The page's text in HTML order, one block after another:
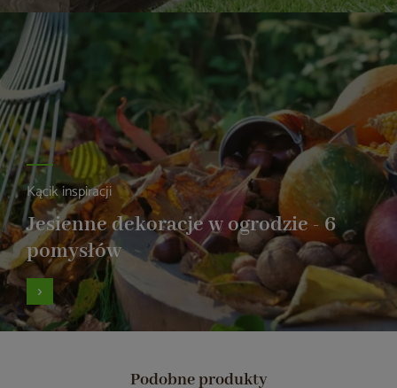
Kącik inspiracji
Jesienne dekoracje w ogrodzie - 6
pomysłów
Podobne produkty